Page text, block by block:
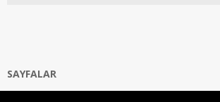
SAYFALAR